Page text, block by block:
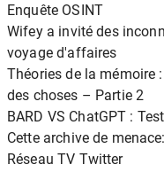
Enquête OSINT
Wifey a invité des
voyage d'affaires
Théories de la mémoire
des choses – Partie 2
BARD VS ChatGPT :
Cette archive de
Réseau TV Twitter